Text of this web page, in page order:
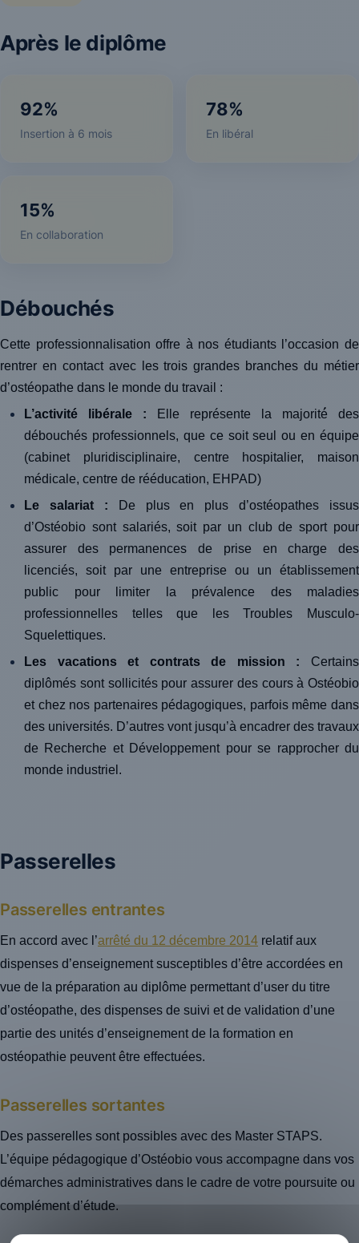
Après le diplôme
92%
Insertion à 6 mois
78%
En libéral
15%
En collaboration
Débouchés
Cette professionnalisation offre à nos étudiants l’occasion de
rentrer en contact avec les trois grandes branches du métier
d’ostéopathe dans le monde du travail :
L’activité libérale :
Elle représente la majorité́ des
débouchés professionnels, que ce soit seul ou en équipe
(cabinet pluridisciplinaire, centre hospitalier, maison
médicale, centre de rééducation, EHPAD)
Le salariat :
De plus en plus d’ostéopathes issus
d’Ostéobio sont salariés, soit par un club de sport pour
assurer des permanences de prise en charge des
licenciés, soit par une entreprise ou un établissement
public pour limiter la prévalence des maladies
professionnelles telles que les Troubles Musculo-
Squelettiques.
Les vacations et contrats de mission : Certains
diplômés sont sollicités pour assurer des cours à Ostéobio
et chez nos partenaires pédagogiques, parfois même dans
des universités. D’autres vont jusqu’à encadrer des travaux
de Recherche et Développement pour se rapprocher du
monde industriel.
Passerelles
Passerelles entrantes
En accord avec l’arrêté du 12 décembre 2014 relatif aux
dispenses d’enseignement susceptibles d’être accordées en
vue de la préparation au diplôme permettant d’user du titre
d’ostéopathe, des dispenses de suivi et de validation d’une
partie des unités d’enseignement de la formation en
ostéopathie peuvent être effectuées.
Passerelles sortantes
Des passerelles sont possibles avec des Master STAPS.
L’équipe pédagogique d’Ostéobio vous accompagne dans vos
démarches administratives dans le cadre de votre poursuite ou
complément d’étude.